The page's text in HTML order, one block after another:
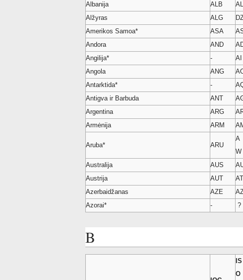
Albanija
ALB AL
Alžyras
ALG
Amerikos Samoa*
ASA
Andora
AND
Angilija*
-
AI
Angola
ANG
Antarktida*
-
Antigva ir Barbuda
ANT
Argentina
ARG
Armėnija
ARM
Aruba* ARU
A
W
Australija
AUS
Austrija
AUT AT
Azerbaidžanas
AZE
Azorai*
- ?
B
IS
O